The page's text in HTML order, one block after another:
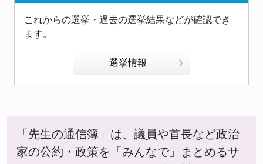
これからの選挙・過去の選挙結果などが確認でき
ます。
選挙情報
「先生の通信簿」は、議員や首長など政治
家の公約・政策を「みんなで」まとめるサ